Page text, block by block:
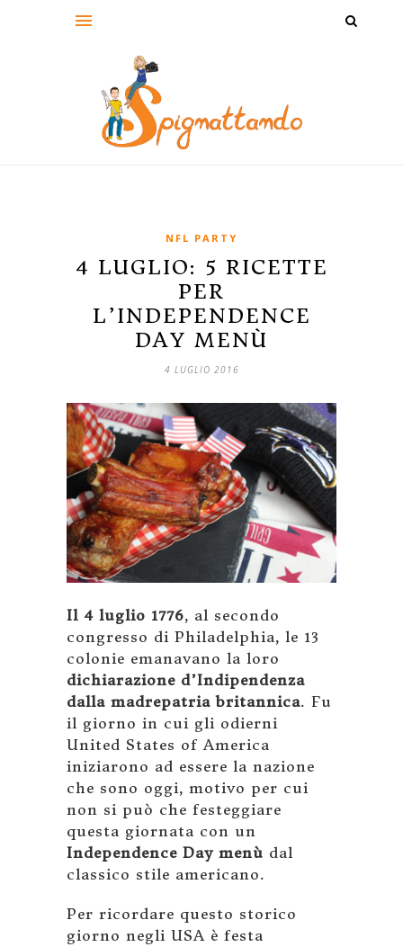
NFL PARTY
4 LUGLIO: 5 RICETTE
PER
L’INDEPENDENCE
DAY MENÙ
4 LUGLIO 2016
Il 4 luglio 1776, al secondo
congresso di Philadelphia, le 13
colonie emanavano la loro
dichiarazione d’Indipendenza
dalla madrepatria britannica. Fu
il giorno in cui gli odierni
United States of America
iniziarono ad essere la nazione
che sono oggi, motivo per cui
non si può che festeggiare
questa giornata con un
Independence Day menù dal
classico stile americano.
Per ricordare questo storico
giorno negli USA è festa